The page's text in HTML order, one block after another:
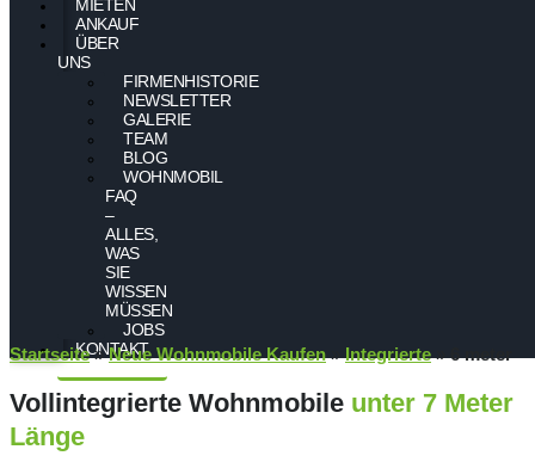
MIETEN
ANKAUF
ÜBER
UNS
FIRMENHISTORIE
NEWSLETTER
GALERIE
TEAM
BLOG
WOHNMOBIL
FAQ
–
ALLES,
WAS
SIE
WISSEN
MÜSSEN
JOBS
KONTAKT
Startseite»Neue Wohnmobile Kaufen»Integrierte»6 meter
Vollintegrierte Wohnmobile unter 7 Meter
Länge